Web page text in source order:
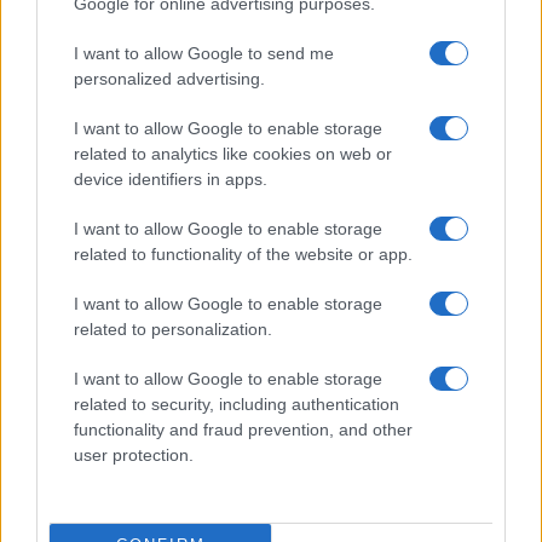
I want to allow Google to send me
personalized advertising.
I want to allow Google to enable storage
related to analytics like cookies on web or
device identifiers in apps.
I want to allow Google to enable storage
related to functionality of the website or app.
I want to allow Google to enable storage
related to personalization.
I want to allow Google to enable storage
related to security, including authentication
functionality and fraud prevention, and other
user protection.
aprire al voto di tutt***, in particolara degli
extracomunitara, che ormai sono maggioranza
nella città di Dante, e se lo dice lei c’hai da crede,
come diceva il Frate Cipolla di Alberto Sordi, e
conclude rivolgendosi ai locali come “indigeni
bianchi”. Che, al di là dellievissimo retrogusto
controrazzista, ma proprio un sospiro,
delicatissimo, assume la sinistra colorazione di
una tragica autoironia non percepita, dato che la
Donata Indigena. A Caval Donata non si guarda in
bocca, così non si sente quello che dice.
Da parte sua, ripassiamo il valico e torniamo sotto